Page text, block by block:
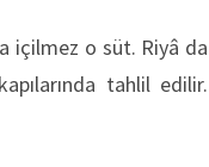
içilmez o süt. Riyâ da
tahlil edilir.